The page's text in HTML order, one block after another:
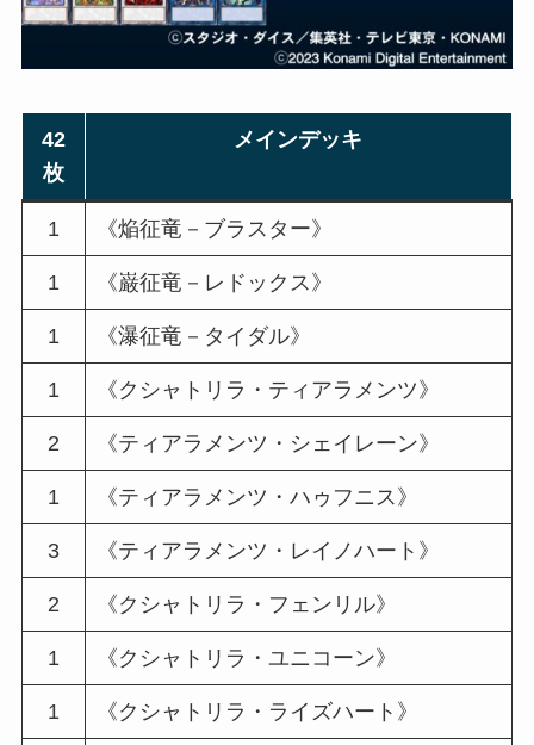
42
枚
メインデッキ
1 《焔征竜－ブラスター》
1 《巌征竜－レドックス》
1 《瀑征竜－タイダル》
1 《クシャトリラ・ティアラメンツ》
2 《ティアラメンツ・シェイレーン》
1 《ティアラメンツ・ハゥフニス》
3 《ティアラメンツ・レイノハート》
2 《クシャトリラ・フェンリル》
1 《クシャトリラ・ユニコーン》
1 《クシャトリラ・ライズハート》